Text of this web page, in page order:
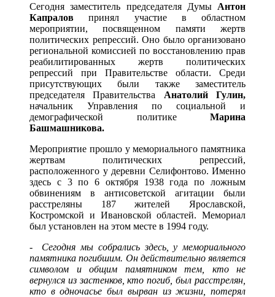
Сегодня заместитель председателя Думы Антон
Капралов принял участие в областном
мероприятии, посвященном памяти жертв
политических репрессий. Оно было организовано
региональной комиссией по восстановлению прав
реабилитированных жертв политических
репрессий при Правительстве области. Среди
присутствующих были также заместитель
председателя Правительства Анатолий Гулин,
начальник Управления по социальной и
демографической политике Марина
Башмашникова.
Мероприятие прошло у мемориального памятника
жертвам политических репрессий,
расположенного у деревни Селифонтово. Именно
здесь с 3 по 6 октября 1938 года по ложным
обвинениям в антисоветской агитации были
расстреляны 187 жителей Ярославской,
Костромской и Ивановской областей. Мемориал
был установлен на этом месте в 1994 году.
- Сегодня мы собрались здесь, у мемориального
памятника погибшим. Он действительно является
символом и общим памятником тем, кто не
вернулся из застенков, кто погиб, был расстрелян,
кто в одночасье был вырван из жизни, потерял